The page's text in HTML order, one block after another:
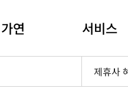
가연 서비스
제휴사